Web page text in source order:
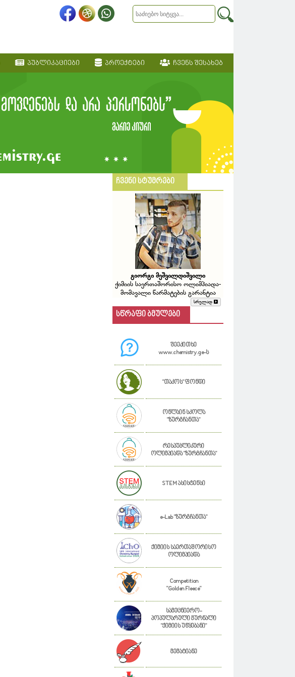
პუბლიკაციები პროექტები ჩვენს შესახებ
ჩვენი სტუმრები
გიორგი მეშვილდიშვილი
ქიმიის საერთაშორისო ოლიმპიადა-
მომავალი წარმატების გარანტია
სრულად
სწრაფი ბმულები
შეეკითხე
www.chemistry.ge-ს
"თაკოს" ფონდი
ონლაინ სკოლა
"ზურგჩანთა"
რესპუბლიკური
ოლიმპიადა "ზურგჩანთა"
STEM ასისტენსი
e-Lab "ზურგჩანთა"
ქიმიის საერთაშორისო
ოლიმპიადა
Competition
"Golden Fleece"
სამეცნიერო-
პოპულარული ჟურნალი
"ქიმიის უწყებანი"
მემატიანე